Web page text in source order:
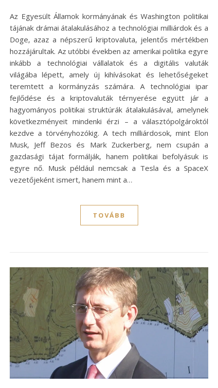
Az Egyesült Államok kormányának és Washington politikai
tájának drámai átalakulásához a technológiai milliárdok és a
Doge, azaz a népszerű kriptovaluta, jelentős mértékben
hozzájárultak. Az utóbbi években az amerikai politika egyre
inkább a technológiai vállalatok és a digitális valuták
világába lépett, amely új kihívásokat és lehetőségeket
teremtett a kormányzás számára. A technológiai ipar
fejlődése és a kriptovaluták térnyerése együtt jár a
hagyományos politikai struktúrák átalakulásával, amelynek
következményeit mindenki érzi – a választópolgároktól
kezdve a törvényhozókig. A tech milliárdosok, mint Elon
Musk, Jeff Bezos és Mark Zuckerberg, nem csupán a
gazdasági tájat formálják, hanem politikai befolyásuk is
egyre nő. Musk például nemcsak a Tesla és a SpaceX
vezetőjeként ismert, hanem mint a…
TOVÁBB